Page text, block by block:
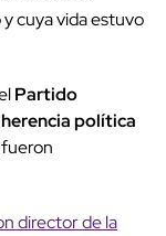
cuya vida estuvo
Partido
herencia política
director de la